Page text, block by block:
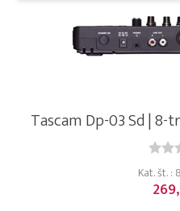
Tascam Dp-03 Sd |
Kat. št. :